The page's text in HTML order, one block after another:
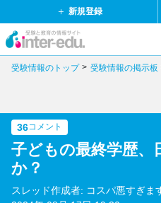
新規登録
受験情報のトップ 受験情報の掲示板
36コメント
子どもの最終学歴、
か？
スレッド作成者: コスパ悪すぎま